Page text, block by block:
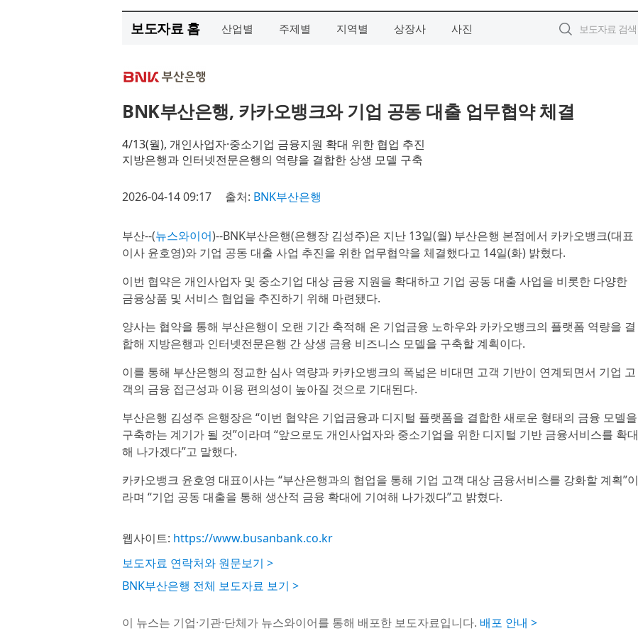
보도자료 홈 산업별 주제별 지역별 상장사 사진
BNK부산은행, 카카오뱅크와 기업 공동 대출 업무협약 체결
4/13(월), 개인사업자·중소기업 금융지원 확대 위한 협업 추진
지방은행과 인터넷전문은행의 역량을 결합한 상생 모델 구축
2026-04-14 09:17 출처: BNK부산은행
부산--(뉴스와이어)--BNK부산은행(은행장 김성주)은 지난 13일(월) 부산은행 본점에서 카카오뱅크(대표
이사 윤호영)와 기업 공동 대출 사업 추진을 위한 업무협약을 체결했다고 14일(화) 밝혔다.
이번 협약은 개인사업자 및 중소기업 대상 금융 지원을 확대하고 기업 공동 대출 사업을 비롯한 다양한
금융상품 및 서비스 협업을 추진하기 위해 마련됐다.
양사는 협약을 통해 부산은행이 오랜 기간 축적해 온 기업금융 노하우와 카카오뱅크의 플랫폼 역량을 결
합해 지방은행과 인터넷전문은행 간 상생 금융 비즈니스 모델을 구축할 계획이다.
이를 통해 부산은행의 정교한 심사 역량과 카카오뱅크의 폭넓은 비대면 고객 기반이 연계되면서 기업 고
객의 금융 접근성과 이용 편의성이 높아질 것으로 기대된다.
부산은행 김성주 은행장은 “이번 협약은 기업금융과 디지털 플랫폼을 결합한 새로운 형태의 금융 모델을
구축하는 계기가 될 것”이라며 “앞으로도 개인사업자와 중소기업을 위한 디지털 기반 금융서비스를 확대
해 나가겠다”고 말했다.
카카오뱅크 윤호영 대표이사는 “부산은행과의 협업을 통해 기업 고객 대상 금융서비스를 강화할 계획”이
라며 “기업 공동 대출을 통해 생산적 금융 확대에 기여해 나가겠다”고 밝혔다.
웹사이트: https://www.busanbank.co.kr
보도자료 연락처와 원문보기 >
BNK부산은행 전체 보도자료 보기 >
이 뉴스는 기업·기관·단체가 뉴스와이어를 통해 배포한 보도자료입니다. 배포 안내 >